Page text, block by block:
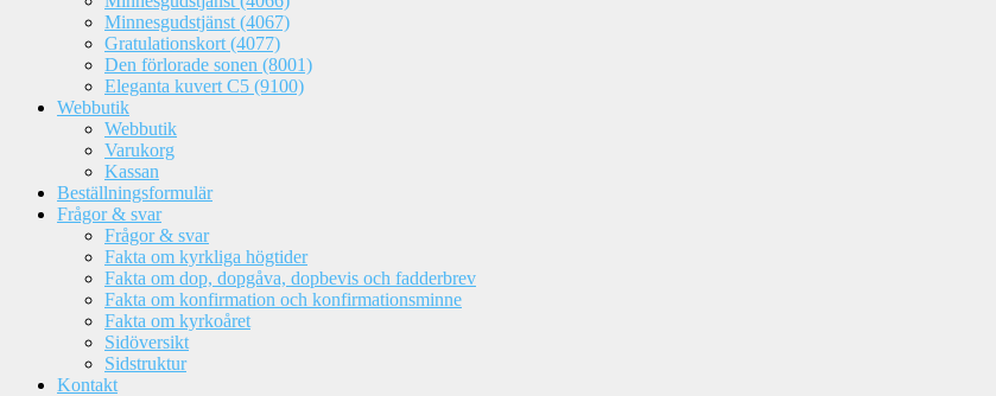
Minnesgudstjänst (4067)
Gratulationskort (4077)
Den förlorade sonen (8001)
Eleganta kuvert C5 (9100)
Webbutik
Webbutik
Varukorg
Kassan
Beställningsformulär
Frågor & svar
Frågor & svar
Fakta om kyrkliga högtider
Fakta om dop, dopgåva, dopbevis och fadderbrev
Fakta om konfirmation och konfirmationsminne
Fakta om kyrkoåret
Sidöversikt
Sidstruktur
Kontakt